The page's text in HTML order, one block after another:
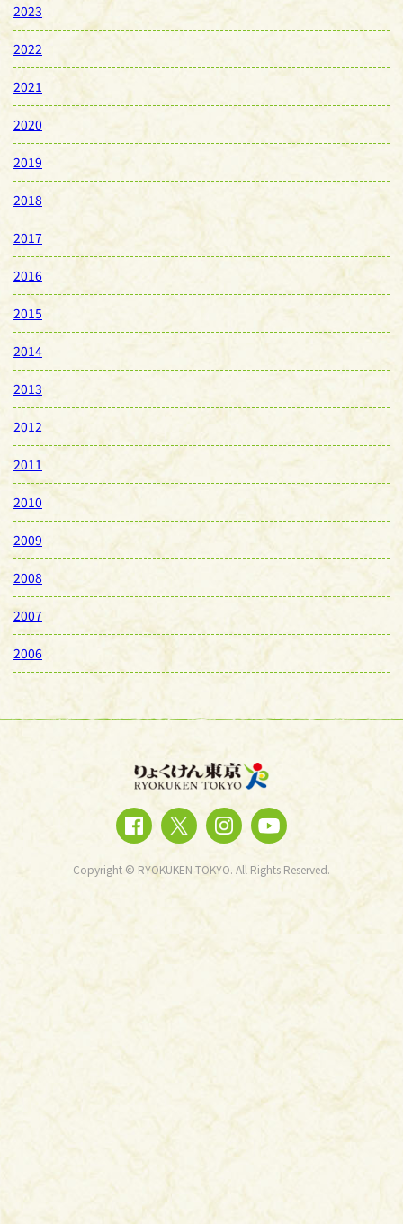
2023
2022
2021
2020
2019
2018
2017
2016
2015
2014
2013
2012
2011
2010
2009
2008
2007
2006
Copyright © RYOKUKEN TOKYO. All Rights Reserved.